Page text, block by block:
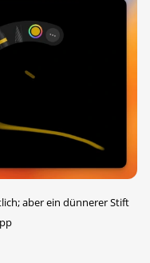
aber ein dünnerer Stift